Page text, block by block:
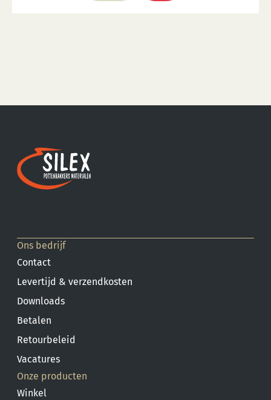
Ons bedrijf
Contact
Levertijd & verzendkosten
Downloads
Betalen
Retourbeleid
Vacatures
Onze producten
Winkel